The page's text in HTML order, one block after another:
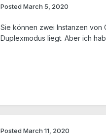
Posted March 5, 2020
Sie können zwei Instanzen von
Duplexmodus liegt. Aber ich
Posted March 11, 2020